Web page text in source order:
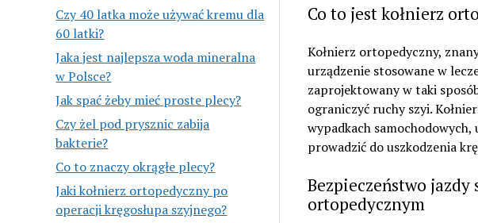
Czy 40 latka może używać kremu dla
60 latki?
Jaka jest najlepsza woda mineralna
w Polsce?
Jak spać żeby mieć proste plecy?
Czy żel pod prysznic zabija
bakterie?
Co to znaczy okrągłe plecy?
Jaki kołnierz ortopedyczny po
operacji kręgosłupa szyjnego?
Co to jest kołnierz
Kołnierz ortopedyczny,
urządzenie stosowane w
zaprojektowany w taki
ograniczyć ruchy szyi.
wypadkach
prowadzić do uszkodzenia
Bezpieczeństwo jazdy
ortopedycznym